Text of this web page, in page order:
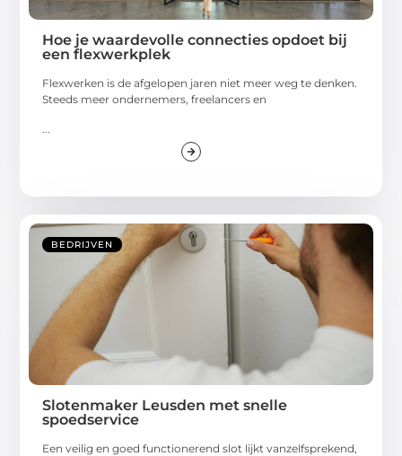
Hoe je waardevolle connecties opdoet bij
een flexwerkplek
Flexwerken is de afgelopen jaren niet meer weg te denken.
Steeds meer ondernemers, freelancers en
BEDRIJVEN
Slotenmaker Leusden met snelle
spoedservice
Een veilig en goed functionerend slot lijkt vanzelfsprekend,